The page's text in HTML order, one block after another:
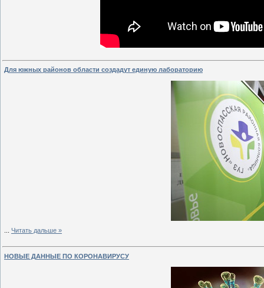
Для южных районов области создадут единую лабораторию
Читать дальше »
НОВЫЕ ДАННЫЕ ПО КОРОНАВИРУСУ